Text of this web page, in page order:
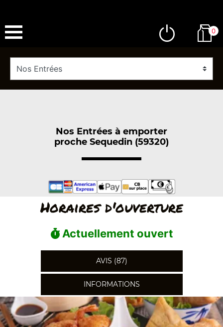
0
Nos Entrées à emporter
proche Sequedin (59320)
Horaires d'ouverture
Actuellement ouvert
AVIS (87)
INFORMATIONS